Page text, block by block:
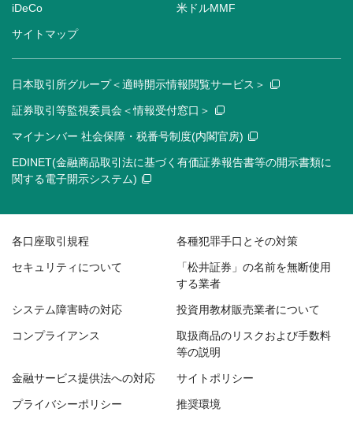
iDeCo 米ドルMMF
サイトマップ
日本取引所グループ＜適時開示情報閲覧サービス＞
証券取引等監視委員会＜情報受付窓口＞
マイナンバー 社会保障・税番号制度(内閣官房)
EDINET(金融商品取引法に基づく有価証券報告書等の開示書類に
関する電子開示システム)
各口座取引規程 各種犯罪手口とその対策
セキュリティについて
「松井証券」の名前を無断使用
する業者
システム障害時の対応 投資用教材販売業者について
コンプライアンス
取扱商品のリスクおよび手数料
等の説明
金融サービス提供法への対応 サイトポリシー
プライバシーポリシー 推奨環境